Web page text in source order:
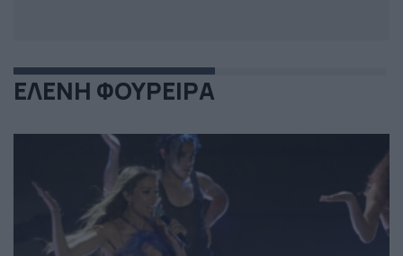
ΕΛΕΝΗ ΦΟΥΡΕΙΡΑ